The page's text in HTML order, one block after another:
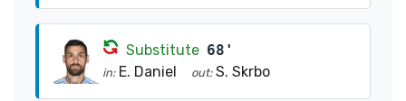
Substitute 68'
in: E. Daniel out: S. Skrbo